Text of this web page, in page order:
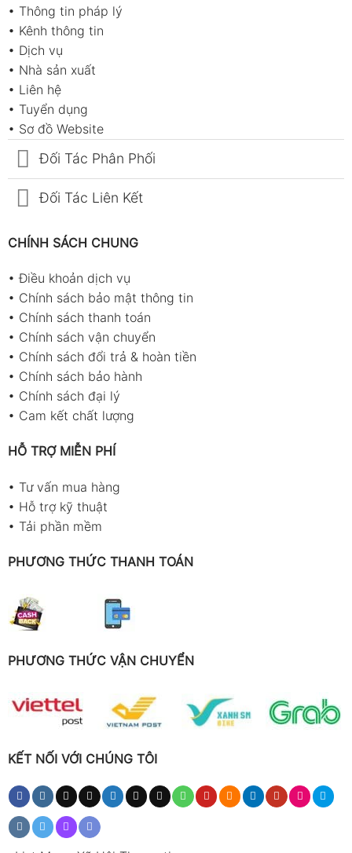
• Thông tin pháp lý
• Kênh thông tin
• Dịch vụ
• Nhà sản xuất
• Liên hệ
• Tuyển dụng
• Sơ đồ Website
Đối Tác Phân Phối
Đối Tác Liên Kết
CHÍNH SÁCH CHUNG
•Điều khoản dịch vụ
• Chính sách bảo mật thông tin
• Chính sách thanh toán
• Chính sách vận chuyển
• Chính sách đổi trả & hoàn tiền
• Chính sách bảo hành
• Chính sách đại lý
• Cam kết chất lượng
HỖ TRỢ MIỄN PHÍ
• Tư vấn mua hàng
• Hỗ trợ kỹ thuật
• Tải phần mềm
PHƯƠNG THỨC THANH TOÁN
PHƯƠNG THỨC VẬN CHUYỂN
KẾT NỐI VỚI CHÚNG TÔI